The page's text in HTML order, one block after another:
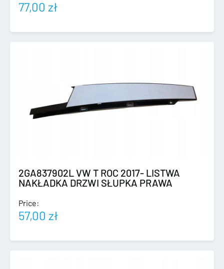
77,00 zł
2GA837902L VW T ROC 2017- LISTWA
NAKŁADKA DRZWI SŁUPKA PRAWA
Price:
57,00 zł